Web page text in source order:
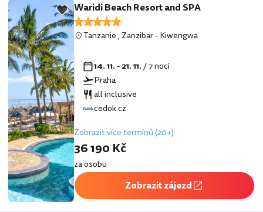
Waridi Beach Resort and SPA
Tanzanie, Zanzibar-Kiwengwa
14. 11. - 21. 11./ 7 nocí
Praha
all inclusive
cedok.cz
Zobrazit více termínů (20+)
36 190 Kč
za osobu
Zobrazit zájezd